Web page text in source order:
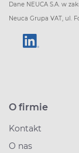
Dane NEUCA S.A. w
Neuca Grupa VAT, ul.
O firmie
Kontakt
O nas